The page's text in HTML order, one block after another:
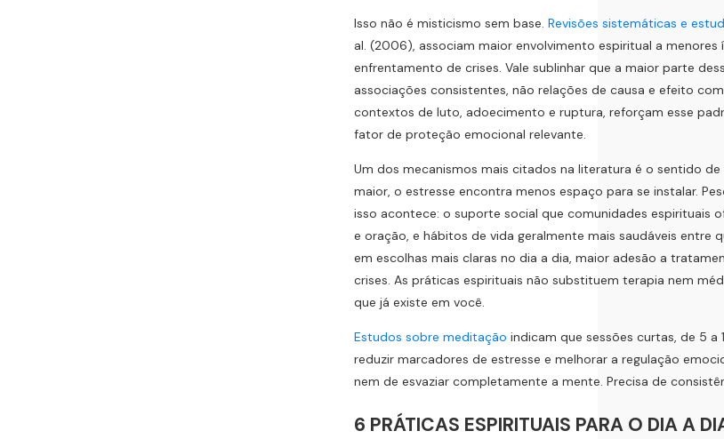
Isso não é misticismo sem base.Revisões sistemáticas e
al. (2006), associam maior envolvimento espiritual a
enfrentamento de crises. Vale sublinhar que a maior parte
associações consistentes, não relações de causa e efeito
contextos de luto, adoecimento e ruptura, reforçam esse
fator de proteção emocional relevante.
Um dos mecanismos mais citados na literatura é o sentido
maior, o estresse encontra menos espaço para se instalar.
isso acontece: o suporte social que comunidades espirituais
e oração, e hábitos de vida geralmente mais saudáveis
em escolhas mais claras no dia a dia, maior adesão a
crises. As práticas espirituais não substituem terapia nem
que já existe em você.
Estudos sobre meditação indicam que sessões curtas, de 5
reduzir marcadores de estresse e melhorar a regulação
nem de esvaziar completamente a mente. Precisa de
6 PRÁTICAS ESPIRITUAIS PARA O DIA A